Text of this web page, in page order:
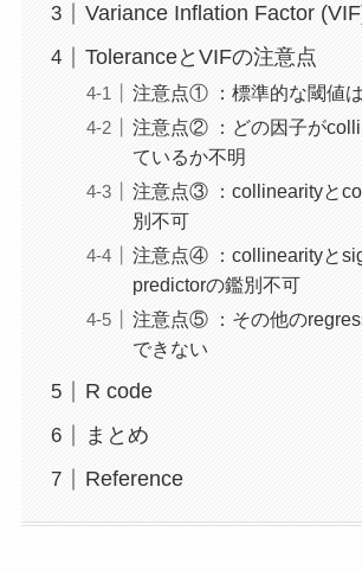
Variance Inflation Factor
ToleranceとVIFの注意点
注意点① ：標準的な閾値
注意点② ：どの因子が
ているか不明
注意点③ ：collinearityと
別不可
注意点④ ：collinearityと
predictorの鑑別不可
注意点⑤ ：その他の
できない
R code
まとめ
Reference